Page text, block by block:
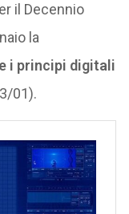
il Decennio
la
i principi digitali
01).